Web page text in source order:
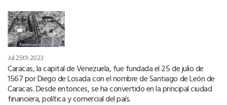
Jul 25th 2023
Caracas, la capital de Venezuela, fue fundada el 25 de julio de
1567 por Diego de Losada con el nombre de Santiago de León de
Caracas. Desde entonces, se ha convertido en la principal ciudad
financiera, política y comercial del país.